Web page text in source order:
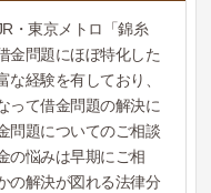
・東京メトロ「錦糸
金問題にほぼ特化した
経験を有しており、
って借金問題の解決に
問題についてのご相談
の悩みは早期にご相
の解決が図れる法律分